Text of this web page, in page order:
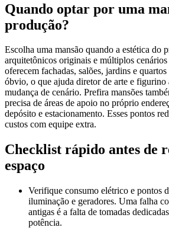
Quando optar por uma
produção?
Escolha uma mansão quando a estética do
arquitetônicos originais e múltiplos
oferecem fachadas, salões, jardins e
óbvio, o que ajuda diretor de arte e figurino
mudança de cenário. Prefira mansões
precisa de áreas de apoio no próprio
depósito e estacionamento. Esses pontos
custos com equipe extra.
Checklist rápido antes de
espaço
Verifique consumo elétrico e pontos
iluminação e geradores. Uma falha
antigas é a falta de tomadas
potência.